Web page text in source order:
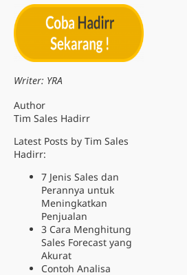
Writer: YRA
Author
Tim Sales Hadirr
Latest Posts by Tim Sales
Hadirr:
7 Jenis Sales dan
Perannya untuk
Meningkatkan
Penjualan
3 Cara Menghitung
Sales Forecast yang
Akurat
Contoh Analisa